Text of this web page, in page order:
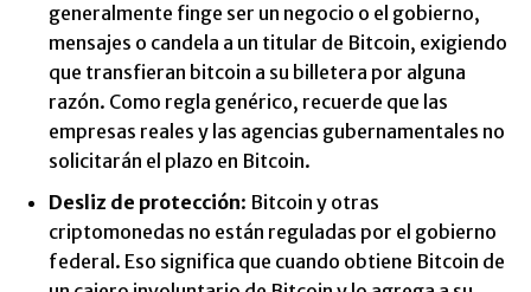
generalmente finge ser un negocio o el gobierno,
mensajes o candela a un titular de Bitcoin, exigiendo
que transfieran bitcoin a su billetera por alguna
razón. Como regla genérico, recuerde que las
empresas reales y las agencias gubernamentales no
solicitarán el plazo en Bitcoin.
Desliz de protección: Bitcoin y otras
criptomonedas no están reguladas por el gobierno
federal. Eso significa que cuando obtiene Bitcoin de